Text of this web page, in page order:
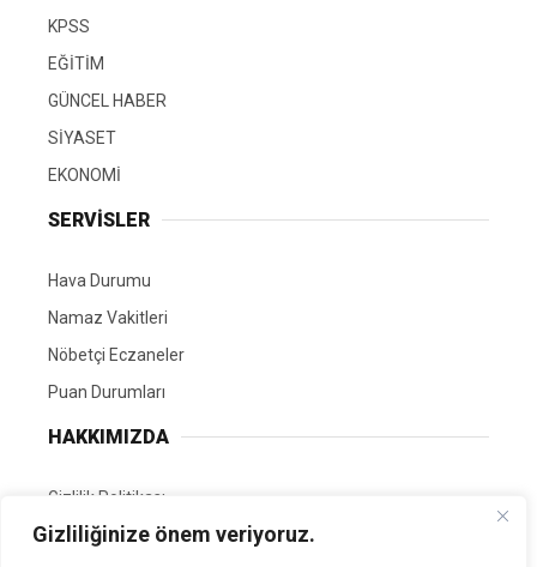
Gizliliğinize önem veriyoruz.
KPSS
EĞİTİM
GÜNCEL HABER
SİYASET
EKONOMİ
SERVİSLER
Hava Durumu
Namaz Vakitleri
Nöbetçi Eczaneler
Puan Durumları
HAKKIMIZDA
Gizlilik Politikası
GÖNÜLLÜ EDİTÖRÜMÜZ OL